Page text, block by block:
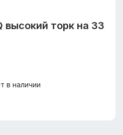
высокий торк на 33
в наличии